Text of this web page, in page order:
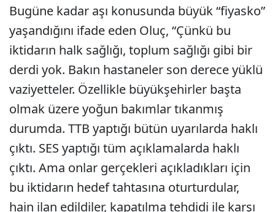
Bugüne kadar aşı konusunda büyük “fiyasko”
yaşandığını ifade eden Oluç, “Çünkü bu
iktidarın halk sağlığı, toplum sağlığı gibi bir
derdi yok. Bakın hastaneler son derece yüklü
vaziyetteler. Özellikle büyükşehirler başta
olmak üzere yoğun bakımlar tıkanmış
durumda. TTB yaptığı bütün uyarılarda haklı
çıktı. SES yaptığı tüm açıklamalarda haklı
çıktı. Ama onlar gerçekleri açıkladıkları için
bu iktidarın hedef tahtasına oturturdular,
hain ilan edildiler, kapatılma tehdidi ile karşı